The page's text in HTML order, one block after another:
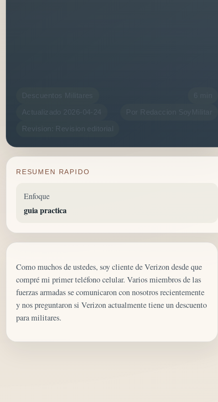
Descuentos Militares
Actualizado 2026-04-24
Revision: Revision editorial
RESUMEN RAPIDO
Enfoque
guia practica
Como muchos de ustedes, soy cliente de Verizon desde que
compré mi primer teléfono celular. Varios miembros de las
fuerzas armadas se comunicaron con nosotros recientemente
y nos preguntaron si Verizon actualmente tiene un descuento
para militares.